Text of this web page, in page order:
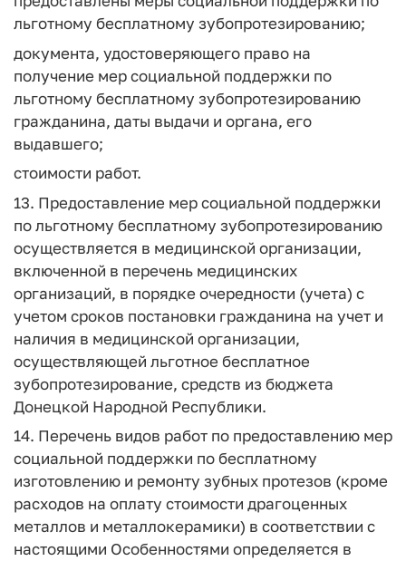
льготному бесплатному зубопротезированию;
документа, удостоверяющего право на
получение мер социальной поддержки по
льготному бесплатному зубопротезированию
гражданина, даты выдачи и органа, его
выдавшего;
стоимости работ.
13. Предоставление мер социальной поддержки
по льготному бесплатному зубопротезированию
осуществляется в медицинской организации,
включенной в перечень медицинских
организаций, в порядке очередности (учета) с
учетом сроков постановки гражданина на учет и
наличия в медицинской организации,
осуществляющей льготное бесплатное
зубопротезирование, средств из бюджета
Донецкой Народной Республики.
14. Перечень видов работ по предоставлению мер
социальной поддержки по бесплатному
изготовлению и ремонту зубных протезов (кроме
расходов на оплату стоимости драгоценных
металлов и металлокерамики) в соответствии с
настоящими Особенностями определяется в